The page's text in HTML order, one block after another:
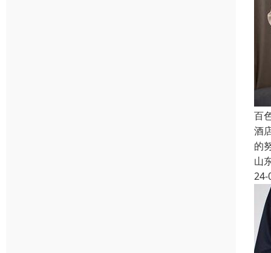
百
酒
的
山
24-